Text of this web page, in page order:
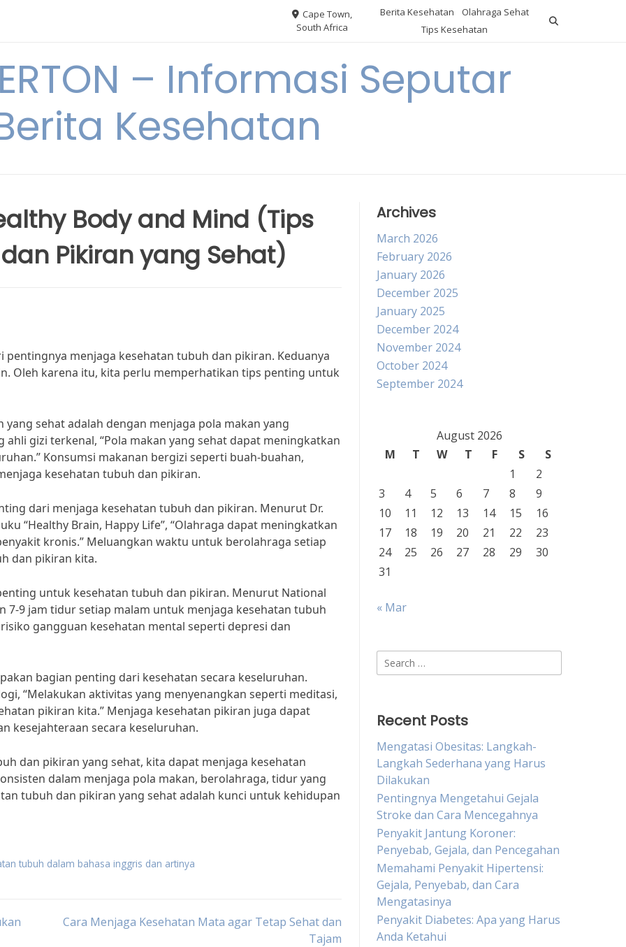
Cape Town,
South Africa
Berita Kesehatan
Olahraga Sehat
Tips Kesehatan
– Informasi Seputar
Kesehatan
Body and Mind (Tips
Pikiran yang Sehat)
menjaga kesehatan tubuh dan pikiran. Keduanya
Oleh karena itu, kita perlu memperhatikan tips penting untuk
sehat adalah dengan menjaga pola makan yang
gizi terkenal, “Pola makan yang sehat dapat meningkatkan
Konsumsi makanan bergizi seperti buah-buahan,
kesehatan tubuh dan pikiran.
dari menjaga kesehatan tubuh dan pikiran. Menurut Dr.
“Healthy Brain, Happy Life”, “Olahraga dapat meningkatkan
kronis.” Meluangkan waktu untuk berolahraga setiap
dan pikiran kita.
untuk kesehatan tubuh dan pikiran. Menurut National
7-9 jam tidur setiap malam untuk menjaga kesehatan tubuh
gangguan kesehatan mental seperti depresi dan
bagian penting dari kesehatan secara keseluruhan.
“Melakukan aktivitas yang menyenangkan seperti meditasi,
pikiran kita.” Menjaga kesehatan pikiran juga dapat
kesejahteraan secara keseluruhan.
dan pikiran yang sehat, kita dapat menjaga kesehatan
dalam menjaga pola makan, berolahraga, tidur yang
tubuh dan pikiran yang sehat adalah kunci untuk kehidupan
tubuh dalam bahasa inggris dan artinya
Cara Menjaga Kesehatan Mata agar Tetap Sehat dan
Tajam
Archives
March 2026
February 2026
January 2026
December 2025
January 2025
December 2024
November 2024
October 2024
September 2024
August 2026
M
T W T F S
S
1
2
3
4 5 6 7 8
9
10
11 12 13 14 15
16
17
18 19 20 21 22
23
24
25 26 27 28 29
30
31
« Mar
Search
for:
Recent Posts
Mengatasi Obesitas: Langkah-
Langkah Sederhana yang Harus
Dilakukan
Pentingnya Mengetahui Gejala
Stroke dan Cara Mencegahnya
Penyakit Jantung Koroner:
Penyebab, Gejala, dan Pencegahan
Memahami Penyakit Hipertensi:
Gejala, Penyebab, dan Cara
Mengatasinya
Penyakit Diabetes: Apa yang Harus
Anda Ketahui